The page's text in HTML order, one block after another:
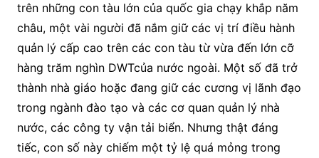
trên những con tàu lớn của quốc gia chạy khắp năm
châu, một vài người đã nắm giữ các vị trí điều hành
quản lý cấp cao trên các con tàu từ vừa đến lớn cỡ
hàng trăm nghìn DWTcủa nước ngoài. Một số đã trở
thành nhà giáo hoặc đang giữ các cương vị lãnh đạo
trong ngành đào tạo và các cơ quan quản lý nhà
nước, các công ty vận tải biển. Nhưng thật đáng
tiếc, con số này chiếm một tỷ lệ quá mỏng trong